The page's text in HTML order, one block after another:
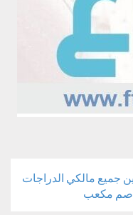
جميع مالكي الدراجات